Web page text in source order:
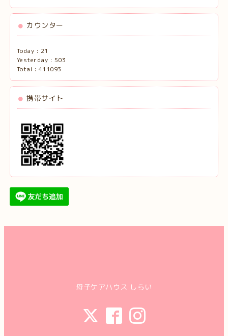
カウンター
Today : 21
Yesterday : 503
Total : 411093
携帯サイト
母子ケアハウス しらい